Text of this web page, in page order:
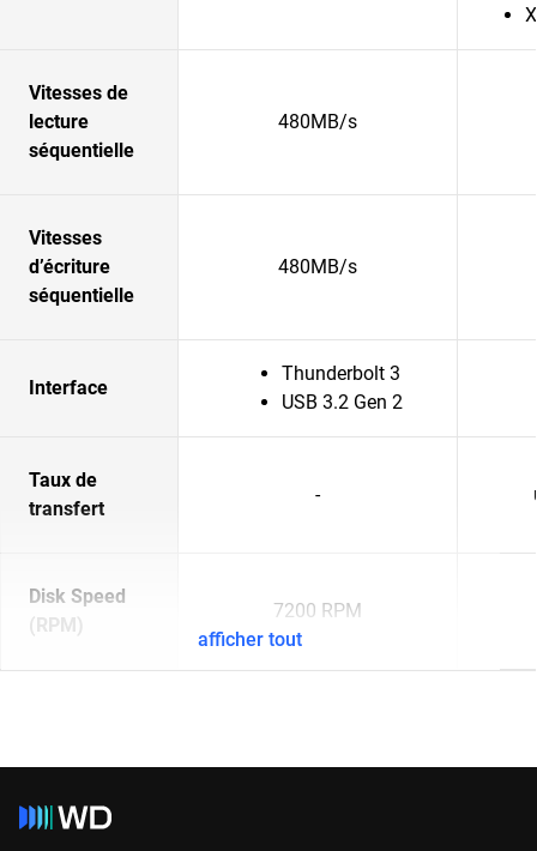
Vitesses de
lecture
séquentielle
480MB/s
Vitesses
d’écriture
séquentielle
480MB/s
Interface
Thunderbolt 3
USB 3.2 Gen 2
Taux de
transfert
-
Disk Speed
(RPM)
7200 RPM
afficher tout